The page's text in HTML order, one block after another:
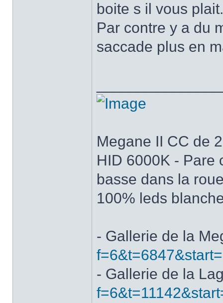
boite s il vous plait.
Par contre y a du
saccade plus en
Megane II CC de
HID 6000K - Pare
basse dans la
100% leds
- Gallerie de la
- Gallerie de la